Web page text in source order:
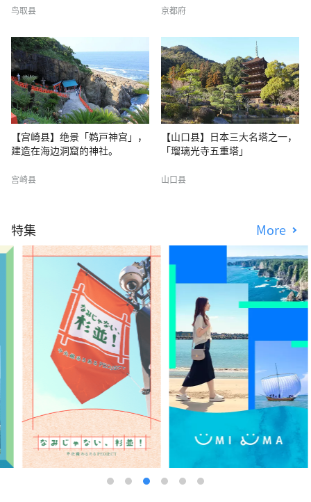
鸟取县 京都府
【宫崎县】绝景「鹈戸神宫」，
建造在海边洞窟的神社。
宫崎县
【山口县】日本三大名塔之一，
「瑠璃光寺五重塔」
山口县
特集 More